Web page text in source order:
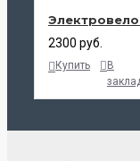
2300 руб.
Купить
В